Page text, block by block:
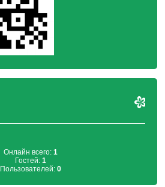
Онлайн всего: 1
Гостей: 1
Пользователей: 0